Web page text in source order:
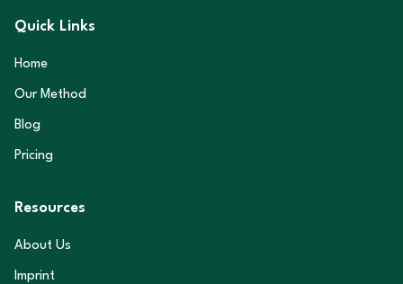
Quick Links
Home
Our Method
Blog
Pricing
Resources
About Us
Imprint